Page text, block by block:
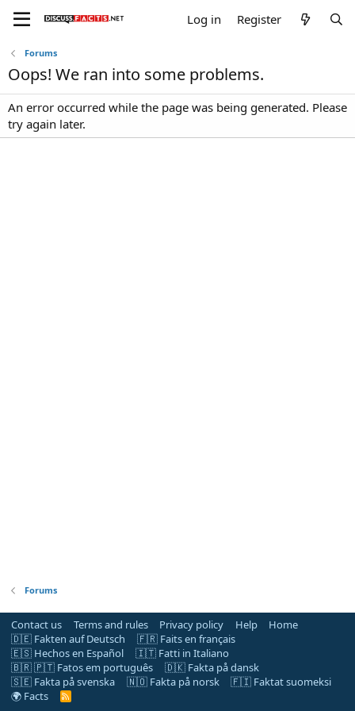
Log in Register
Forums
Oops! We ran into some problems.
An error occurred while the page was being generated. Please
try again later.
Forums
Contact us Terms and rules Privacy policy Help
Home
🇩🇪 Fakten auf Deutsch
🇫🇷 Faits en français
🇪🇸 Hechos en Español
🇮🇹 Fatti in Italiano
🇧🇷 🇵🇹 Fatos em português
🇩🇰 Fakta på dansk
🇸🇪 Fakta på svenska
🇳🇴 Fakta på norsk
🇫🇮 Faktat suomeksi
🌍 Facts
R